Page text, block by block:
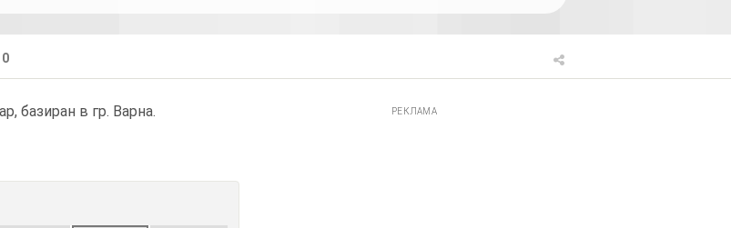
0
базиран в гр. Варна. РЕКЛАМА